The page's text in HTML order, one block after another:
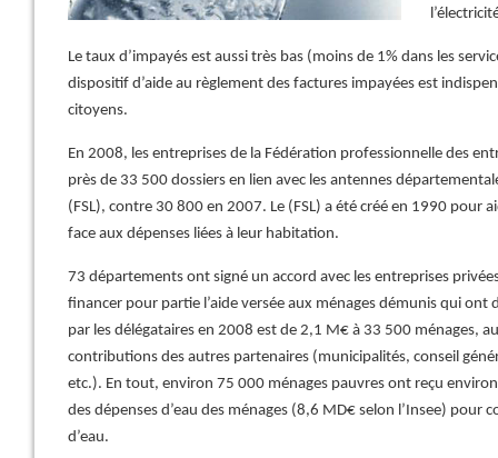
Le taux d’impayés est aussi très bas (moins de 1% dans les
dispositif d’aide au règlement des factures impayées est
citoyens.
En 2008, les entreprises de la Fédération professionnelle des
près de 33 500 dossiers en lien avec les antennes
(FSL), contre 30 800 en 2007. Le (FSL) a été créé en 1990 pour
face aux dépenses liées à leur habitation.
73 départements ont signé un accord avec les entreprises
financer pour partie l’aide versée aux ménages démunis qui ont
par les délégataires en 2008 est de 2,1 M€ à 33 500 ménages,
contributions des autres partenaires (municipalités, conseil
etc.). En tout, environ 75 000 ménages pauvres ont reçu
des dépenses d’eau des ménages (8,6 MD€ selon l’Insee) pour
d’eau.